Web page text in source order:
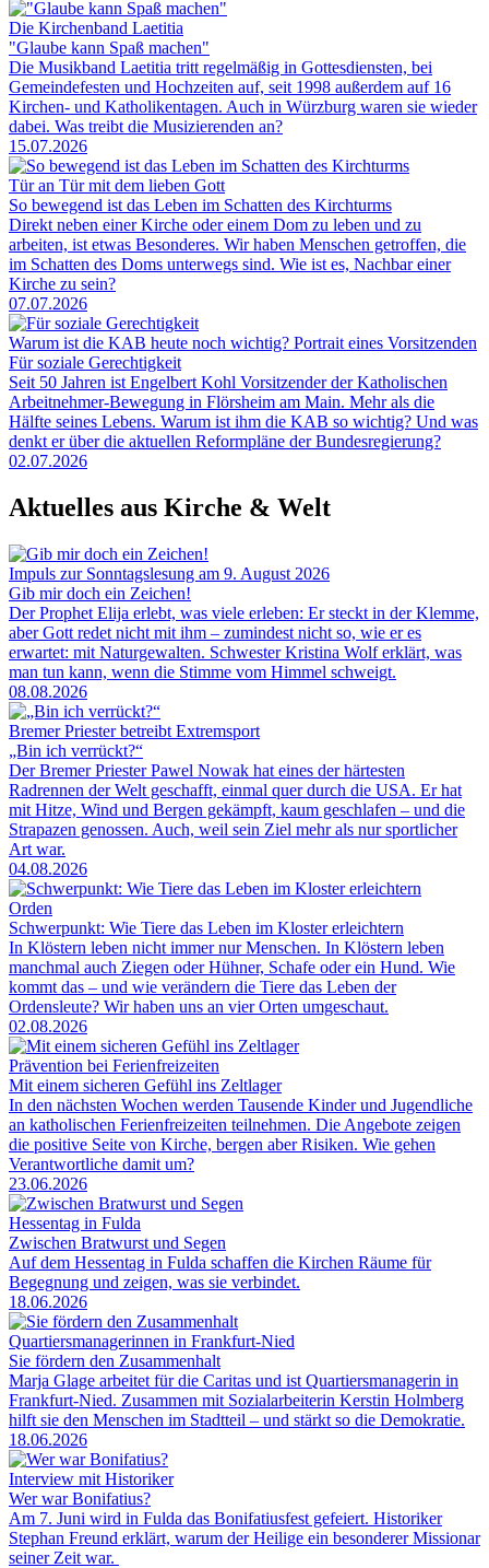
Die Kirchenband Laetitia
"Glaube kann Spaß machen"
Die Musikband Laetitia tritt regelmäßig in Gottesdiensten, bei
Gemeindefesten und Hochzeiten auf, seit 1998 außerdem auf 16
Kirchen- und Katholikentagen. Auch in Würzburg waren sie wieder
dabei. Was treibt die Musizierenden an?
15.07.2026
Tür an Tür mit dem lieben Gott
So bewegend ist das Leben im Schatten des Kirchturms
Direkt neben einer Kirche oder einem Dom zu leben und zu
arbeiten, ist etwas Besonderes. Wir haben Menschen getroffen, die
im Schatten des Doms unterwegs sind. Wie ist es, Nachbar einer
Kirche zu sein?
07.07.2026
Warum ist die KAB heute noch wichtig? Portrait eines Vorsitzenden
Für soziale Gerechtigkeit
Seit 50 Jahren ist Engelbert Kohl Vorsitzender der Katholischen
Arbeitnehmer-Bewegung in Flörsheim am Main. Mehr als die
Hälfte seines Lebens. Warum ist ihm die KAB so wichtig? Und was
denkt er über die aktuellen Reformpläne der Bundesregierung?
02.07.2026
Aktuelles aus Kirche & Welt
Impuls zur Sonntagslesung am 9. August 2026
Gib mir doch ein Zeichen!
Der Prophet Elija erlebt, was viele erleben: Er steckt in der Klemme,
aber Gott redet nicht mit ihm – zumindest nicht so, wie er es
erwartet: mit Naturgewalten. Schwester Kristina Wolf erklärt, was
man tun kann, wenn die Stimme vom Himmel schweigt.
08.08.2026
Bremer Priester betreibt Extremsport
„Bin ich verrückt?“
Der Bremer Priester Pawel Nowak hat eines der härtesten
Radrennen der Welt geschafft, einmal quer durch die USA. Er hat
mit Hitze, Wind und Bergen gekämpft, kaum geschlafen – und die
Strapazen genossen. Auch, weil sein Ziel mehr als nur sportlicher
Art war.
04.08.2026
Orden
Schwerpunkt: Wie Tiere das Leben im Kloster erleichtern
In Klöstern leben nicht immer nur Menschen. In Klöstern leben
manchmal auch Ziegen oder Hühner, Schafe oder ein Hund. Wie
kommt das – und wie verändern die Tiere das Leben der
Ordensleute? Wir haben uns an vier Orten umgeschaut.
02.08.2026
Prävention bei Ferienfreizeiten
Mit einem sicheren Gefühl ins Zeltlager
In den nächsten Wochen werden Tausende Kinder und Jugendliche
an katholischen Ferienfreizeiten teilnehmen. Die Angebote zeigen
die positive Seite von Kirche, bergen aber Risiken. Wie gehen
Verantwortliche damit um?
23.06.2026
Hessentag in Fulda
Zwischen Bratwurst und Segen
Auf dem Hessentag in Fulda schaffen die Kirchen Räume für
Begegnung und zeigen, was sie verbindet.
18.06.2026
Quartiersmanagerinnen in Frankfurt-Nied
Sie fördern den Zusammenhalt
Marja Glage arbeitet für die Caritas und ist Quartiersmanagerin in
Frankfurt-Nied. Zusammen mit Sozialarbeiterin Kerstin Holmberg
hilft sie den Menschen im Stadtteil – und stärkt so die Demokratie.
18.06.2026
Interview mit Historiker
Wer war Bonifatius?
Am 7. Juni wird in Fulda das Bonifatiusfest gefeiert. Historiker
Stephan Freund erklärt, warum der Heilige ein besonderer Missionar
seiner Zeit war.